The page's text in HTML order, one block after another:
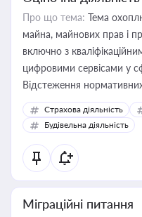
Про що тема: Тема
майна, майнових прав і
включно з
цифровими сервісами у
Відстеження
корисне для власника
бухгалтера під час
державного майна,
статусу суб'єктів
Страхова діяльність
Будівельна діяльність
Міграційні питання